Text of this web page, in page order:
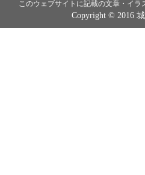
このウェブサイトに記載の文章・イ
Copyright © 2016